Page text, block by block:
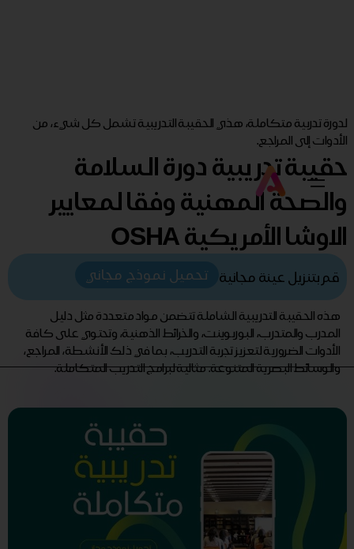
لدورة تدربية متكاملة، هذي الحقيبة التدريبية تشمل كل شيء، من
الأدوات إلى المراجع.
حقيبة تدريبية دورة السلامة
والصحة المهنية وفقا لمعايير
الاوشا الأمريكية OSHA
قم بتنزيل عينة مجانية تحميل نموذج مجاني
هذه الحقيبة التدريبية الشاملة تتضمن مواد متعددة مثل دليل
المدرب والمتدرب، البوربوينت، والخرائط الذهنية، وتحتوي على كافة
الأدوات الضرورية لتعزيز تجربة التدريب، بما في ذلك الأنشطة، المراجع،
والوسائط البصرية المتنوعة. مثالية لبرامج التدريب المتكاملة.